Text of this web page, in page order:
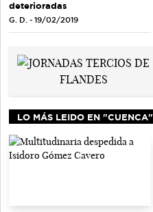
deterioradas
G. D. - 19/02/2019
LO MÁS LEIDO EN "CUENCA"